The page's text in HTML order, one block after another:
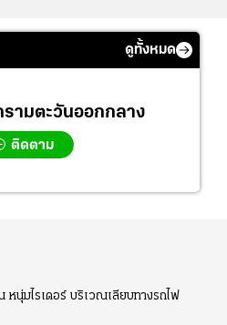
ดูทั้งหมด
รามตะวันออกกลาง
ติดตาม
หนุ่มไรเดอร์ บริเวณเลียบทางรถไฟ